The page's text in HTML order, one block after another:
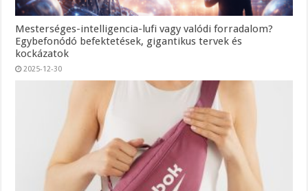
Mesterséges-intelligencia-lufi vagy valódi forradalom?
Egybefonódó befektetések, gigantikus tervek és
kockázatok
2025-12-30